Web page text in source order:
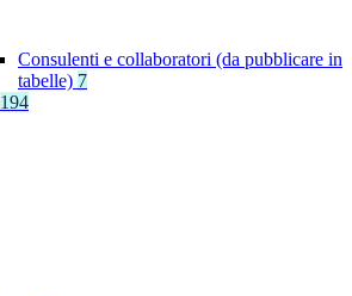
Consulenti e collaboratori (da pubblicare in
tabelle) 7
194